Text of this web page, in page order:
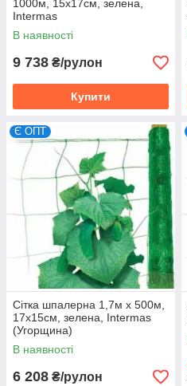
1000м, 15х17см, зелена,
Intermas
В наявності
9 738 ₴/рулон
Купити
Є ОПТ
Сітка шпалерна 1,7м х 500м,
17х15см, зелена, Intermas
(Угорщина)
В наявності
6 208 ₴/рулон